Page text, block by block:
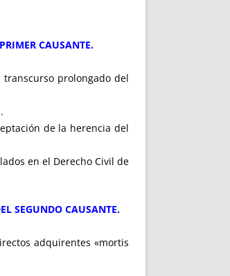
CAUSANTE.
prolongado del
de la herencia del
en el Derecho Civil de
SEGUNDO CAUSANTE.
adquirentes «mortis